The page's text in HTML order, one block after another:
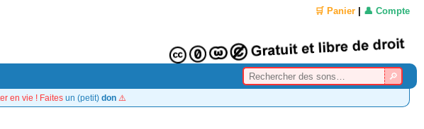
🛒 Panier 👤 Compte
en vie ! Faites un (petit) don ⚠️